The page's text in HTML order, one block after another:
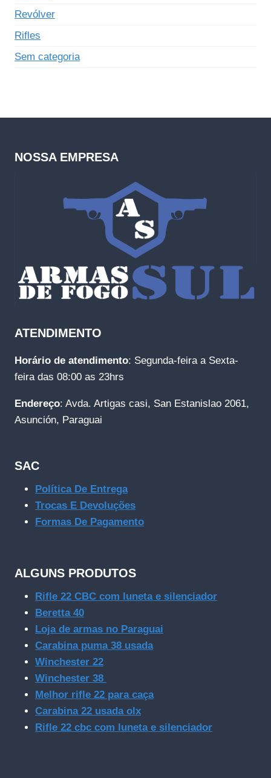
Revólver
Rifles
Sem categoria
NOSSA EMPRESA
ATENDIMENTO
Horário de atendimento: Segunda-feira a Sexta-
feira das 08:00 as 23hrs
Endereço: Avda. Artigas casi, San Estanislao 2061,
Asunción, Paraguai
SAC
Política De Entrega
Trocas E Devoluções
Formas De Pagamento
ALGUNS PRODUTOS
Rifle 22 CBC com luneta e silenciador
Beretta 40
Loja de armas no Paraguai
Carabina puma 38 usada
Winchester 22
Winchester 38
Melhor rifle 22 para caça
Carabina 22 usada olx
Rifle 22 cbc com luneta e silenciador